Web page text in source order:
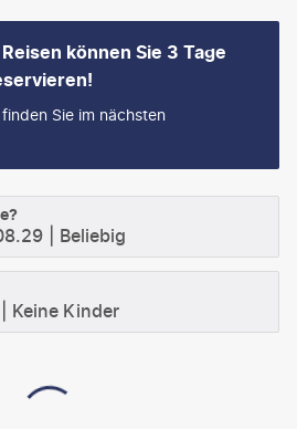
können Sie 3 Tage
Sie im nächsten
Beliebig
Keine Kinder